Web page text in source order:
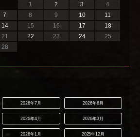
1 2 3
4
7 8 9 10
11
14 15 16 17
18
21 22 23 24
25
28
2026年7月 2026年6月
2026年4月 2026年3月
2026年1月 2025年12月